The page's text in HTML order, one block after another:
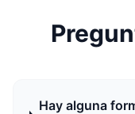
Hay alguna